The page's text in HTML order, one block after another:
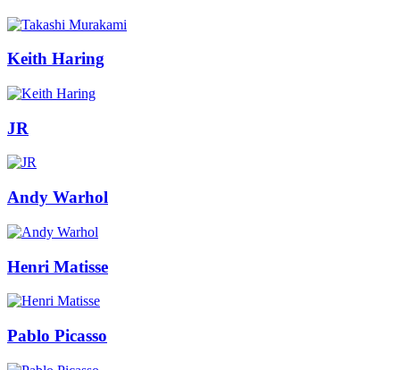
Keith Haring
JR
Andy Warhol
Henri Matisse
Pablo Picasso